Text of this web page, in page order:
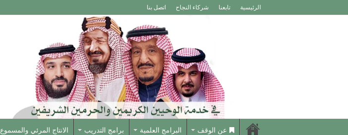
الرئيسية تابعنا شركاء النجاح اتصل بنا
عن الوقف البرامج العلمية برامج التدريب الانتاج المرئي والمسموع